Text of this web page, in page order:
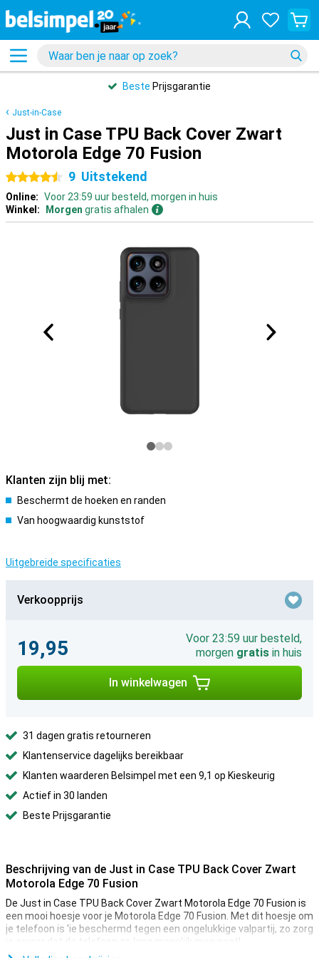
Beste Prijsgarantie
Just-in-Case
Just in Case TPU Back Cover Zwart
Motorola Edge 70 Fusion
4.5 sterren
9 Uitstekend
Online: Voor 23:59 uur besteld, morgen in huis
Winkel:
Morgen gratis afhalen
Klanten zijn blij met:
Beschermt de hoeken en randen
Van hoogwaardig kunststof
Uitgebreide specificaties
Verkoopprijs
19,95
Voor 23:59 uur besteld,
morgen gratis in huis
In winkelwagen
31 dagen gratis retourneren
Klantenservice dagelijks bereikbaar
Klanten waarderen Belsimpel met een 9,1 op Kieskeurig
Actief in 30 landen
Beste Prijsgarantie
Beschrijving van de Just in Case TPU Back Cover Zwart
Motorola Edge 70 Fusion
De Just in Case TPU Back Cover Zwart Motorola Edge 70 Fusion is
een mooi hoesje voor je Motorola Edge 70 Fusion. Met dit hoesje om
je telefoon is 'ie beschermd tegen een ongelukkige valpartij, zo zorg
je ervoor dat de telefoon zo lang mogelijk mee gaat!